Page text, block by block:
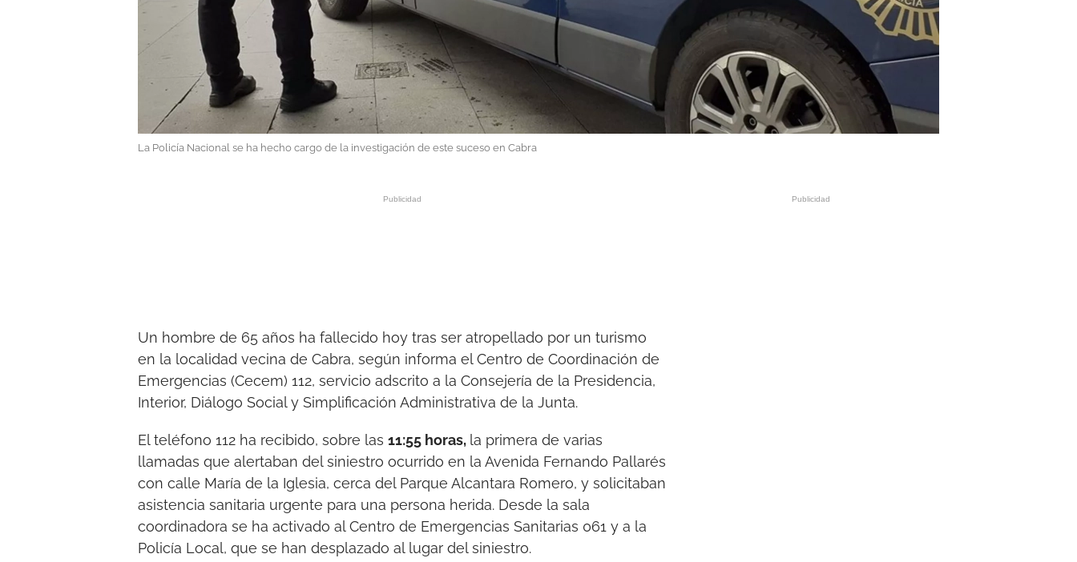
La Policía Nacional se ha hecho cargo de la investigación de este suceso en Cabra
Un hombre de 65 años ha fallecido hoy tras ser atropellado por un turismo
en la localidad vecina de Cabra, según informa el Centro de Coordinación de
Emergencias (Cecem) 112, servicio adscrito a la Consejería de la Presidencia,
Interior, Diálogo Social y Simplificación Administrativa de la Junta.
El teléfono 112 ha recibido, sobre las 11:55 horas, la primera de varias
llamadas que alertaban del siniestro ocurrido en la Avenida Fernando Pallarés
con calle María de la Iglesia, cerca del Parque Alcantara Romero, y solicitaban
asistencia sanitaria urgente para una persona herida. Desde la sala
coordinadora se ha activado al Centro de Emergencias Sanitarias 061 y a la
Policía Local, que se han desplazado al lugar del siniestro.